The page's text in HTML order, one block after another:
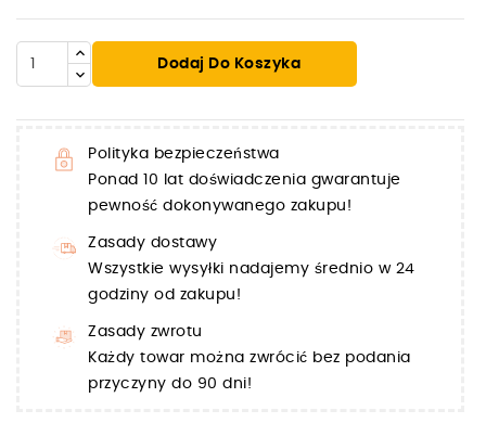
Dodaj Do Koszyka
Polityka bezpieczeństwa
Ponad 10 lat doświadczenia gwarantuje
pewność dokonywanego zakupu!
Zasady dostawy
Wszystkie wysyłki nadajemy średnio w 24
godziny od zakupu!
Zasady zwrotu
Każdy towar można zwrócić bez podania
przyczyny do 90 dni!